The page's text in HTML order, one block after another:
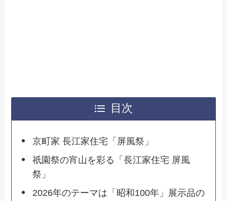
目次
京町家 長江家住宅「屏風祭」
祇園祭の宵山を彩る「長江家住宅 屏風
祭」
2026年のテーマは「昭和100年」展示品の